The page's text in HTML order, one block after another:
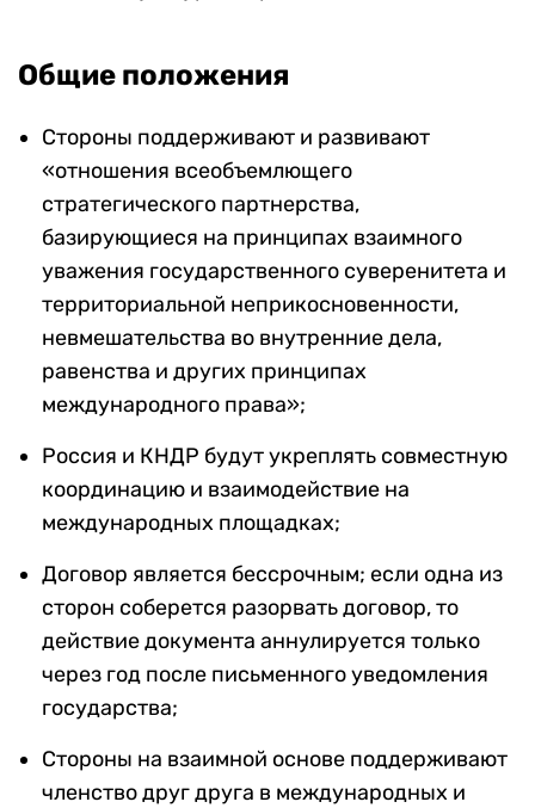
Общие положения
Стороны поддерживают и развивают
«отношения всеобъемлющего
стратегического партнерства,
базирующиеся на принципах взаимного
уважения государственного суверенитета и
территориальной неприкосновенности,
невмешательства во внутренние дела,
равенства и других принципах
международного права»;
Россия и КНДР будут укреплять совместную
координацию и взаимодействие на
международных площадках;
Договор является бессрочным; если одна из
сторон соберется разорвать договор, то
действие документа аннулируется только
через год после письменного уведомления
государства;
Стороны на взаимной основе поддерживают
членство друг друга в международных и